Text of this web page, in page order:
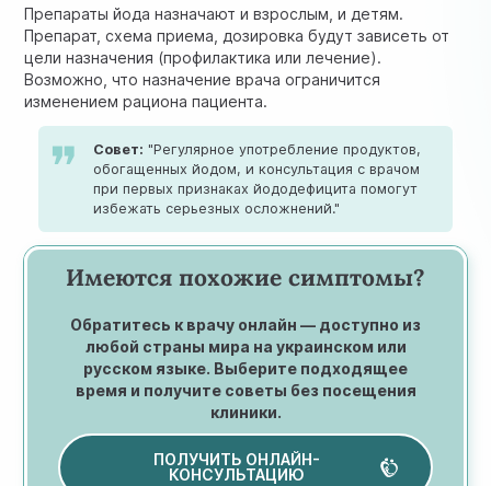
Препараты йода назначают и взрослым, и детям.
Препарат, схема приема, дозировка будут зависеть от
цели назначения (профилактика или лечение).
Возможно, что назначение врача ограничится
изменением рациона пациента.
Совет: "Регулярное употребление продуктов,
обогащенных йодом, и консультация с врачом
при первых признаках йододефицита помогут
избежать серьезных осложнений."
Имеются похожие симптомы?
Обратитесь к врачу онлайн — доступно из
любой страны мира на украинском или
русском языке. Выберите подходящее
время и получите советы без посещения
клиники.
ПОЛУЧИТЬ ОНЛАЙН-
КОНСУЛЬТАЦИЮ